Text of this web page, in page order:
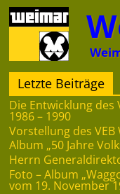
Zum
Inhalt
springen
Letzte Beiträge
Die Entwicklung des
1986 – 1990
Vorstellung des VEB
Album „50 Jahre
Herrn
Foto – Album
vom 19. November